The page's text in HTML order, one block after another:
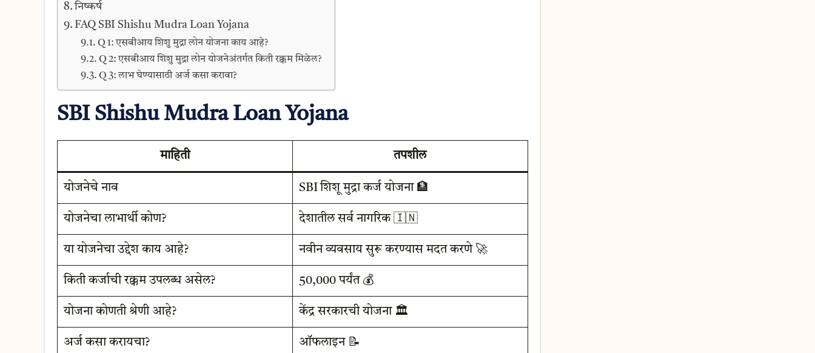
निष्कर्ष
FAQ SBI Shishu Mudra Loan Yojana
Q 1: एसबीआय शिशु मुद्रा लोन योजना काय आहे?
Q 2: एसबीआय शिशु मुद्रा लोन योजनेअंतर्गत किती रक्कम मिळेल?
Q 3: लाभ घेण्यासाठी अर्ज कसा करावा?
SBI Shishu Mudra Loan Yojana
माहिती तपशील
योजनेचे नाव SBI शिशू मुद्रा कर्ज योजना 🏦
योजनेचा लाभार्थी कोण? देशातील सर्व नागरिक 🇮🇳
या योजनेचा उद्देश काय आहे? नवीन व्यवसाय सुरू करण्यास मदत करणे 🚀
किती कर्जाची रक्कम उपलब्ध असेल? 50,000 पर्यंत 💰
योजना कोणती श्रेणी आहे? केंद्र सरकारची योजना 🏛️
अर्ज कसा करायचा? ऑफलाइन 📝